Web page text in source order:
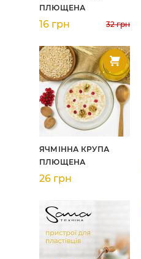
ПЛЮЩЕНА
16 грн 32 грн
ЯЧМІННА КРУПА
ПЛЮЩЕНА
26 грн